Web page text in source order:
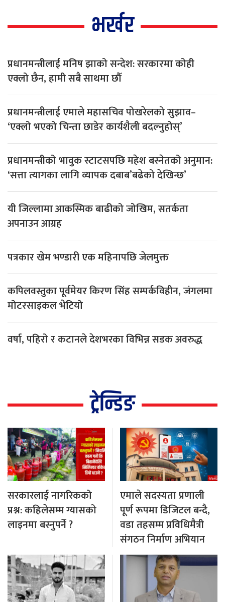
भर्खर
प्रधानमन्त्रीलाई मनिष झाको सन्देश: सरकारमा कोही
एक्लो छैन, हामी सबै साथमा छौँ
प्रधानमन्त्रीलाई एमाले महासचिव पोखरेलको सुझाव–
‘एक्लो भएको चिन्ता छाडेर कार्यशैली बदल्नुहोस्’
प्रधानमन्त्रीको भावुक स्टाटसपछि महेश बस्नेतको अनुमान:
‘सत्ता त्यागका लागि व्यापक दबाब’बढेको देखिन्छ’
यी जिल्लामा आकस्मिक बाढीको जोखिम, सतर्कता
अपनाउन आग्रह
पत्रकार खेम भण्डारी एक महिनापछि जेलमुक्त
कपिलवस्तुका पूर्वमेयर किरण सिंह सम्पर्कविहीन, जंगलमा
मोटरसाइकल भेटियो
वर्षा, पहिरो र कटानले देशभरका विभिन्न सडक अवरुद्ध
ट्रेन्डिङ
सरकारलाई नागरिकको
प्रश्न: कहिलेसम्म ग्यासको
लाइनमा बस्नुपर्ने ?
एमाले सदस्यता प्रणाली
पूर्ण रूपमा डिजिटल बन्दै,
वडा तहसम्म प्रविधिमैत्री
संगठन निर्माण अभियान